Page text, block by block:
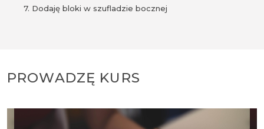
7. Dodaję bloki w szufladzie bocznej
PROWADZĘ KURS